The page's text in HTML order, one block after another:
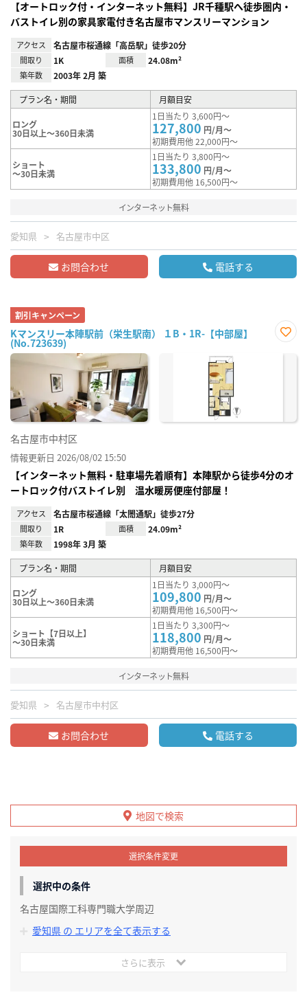
【オートロック付・インターネット無料】JR千種駅へ徒歩圏内・
バストイレ別の家具家電付き名古屋市マンスリーマンション
アクセス 名古屋市桜通線「高岳駅」徒歩20分
間取り 1K 面積 24.08m²
築年数 2003年 2月 築
プラン名・期間 月額目安
ロング
30日以上～360日未満
1日当たり 3,600円～
127,800 円/月～
初期費用他 22,000円～
ショート
～30日未満
1日当たり 3,800円～
133,800 円/月～
初期費用他 16,500円～
インターネット無料
愛知県 名古屋市中区
お問合わせ 電話する
割引キャンペーン
Kマンスリー本陣駅前（栄生駅南） １B・1R-【中部屋】
(No.723639)
に入
名古屋市中村区
情報更新日 2026/08/02 15:50
【インターネット無料・駐車場先着順有】本陣駅から徒歩4分のオ
ートロック付バストイレ別 温水暖房便座付部屋！
アクセス 名古屋市桜通線「太閤通駅」徒歩27分
間取り 1R 面積 24.09m²
築年数 1998年 3月 築
プラン名・期間 月額目安
ロング
30日以上～360日未満
1日当たり 3,000円～
109,800 円/月～
初期費用他 16,500円～
ショート【7日以上】
～30日未満
1日当たり 3,300円～
118,800 円/月～
初期費用他 16,500円～
インターネット無料
愛知県 名古屋市中村区
お問合わせ 電話する
地図で検索
選択条件変更
選択中の条件
名古屋国際工科専門職大学周辺
愛知県 の エリアを全て表示する
さらに表示